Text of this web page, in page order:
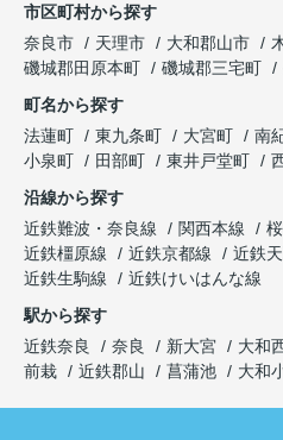
市区町村から探す
奈良市
天理市 大和郡山市
磯城郡田原本町
磯城郡三宅町
町名から探す
法蓮町
東九条町 大宮町 南
小泉町
田部町 東井戸堂町
沿線から探す
近鉄難波・奈良線
関西本線
近鉄橿原線
近鉄京都線 近鉄
近鉄生駒線
近鉄けいはんな線
駅から探す
近鉄奈良
奈良 新大宮 大和
前栽
近鉄郡山 菖蒲池 大和